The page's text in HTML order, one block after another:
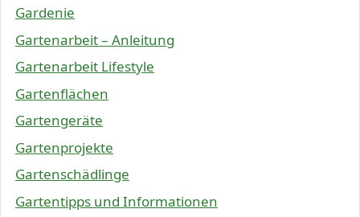
Gardenie
Gartenarbeit – Anleitung
Gartenarbeit Lifestyle
Gartenflächen
Gartengeräte
Gartenprojekte
Gartenschädlinge
Gartentipps und Informationen